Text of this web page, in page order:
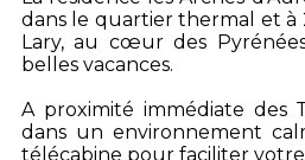
dans le quartier thermal et à
Lary, au cœur des
belles vacances.
A proximité immédiate des
dans un environnement
télécabine pour faciliter